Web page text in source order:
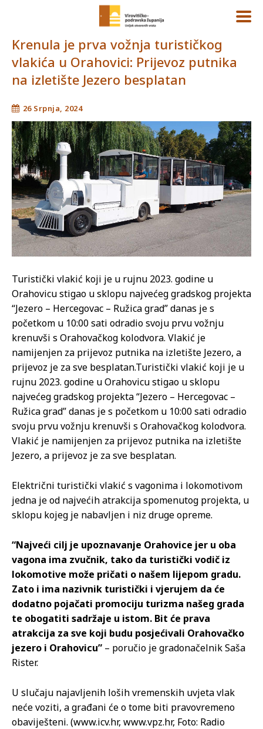
Krenula je prva vožnja turističkog
vlakića u Orahovici: Prijevoz putnika
na izletište Jezero besplatan
26 Srpnja, 2024
Turistički vlakić koji je u rujnu 2023. godine u
Orahovicu stigao u sklopu najvećeg gradskog projekta
“Jezero – Hercegovac – Ružica grad” danas je s
početkom u 10:00 sati odradio svoju prvu vožnju
krenuvši s Orahovačkog kolodvora. Vlakić je
namijenjen za prijevoz putnika na izletište Jezero, a
prijevoz je za sve besplatan.Turistički vlakić koji je u
rujnu 2023. godine u Orahovicu stigao u sklopu
najvećeg gradskog projekta “Jezero – Hercegovac –
Ružica grad” danas je s početkom u 10:00 sati odradio
svoju prvu vožnju krenuvši s Orahovačkog kolodvora.
Vlakić je namijenjen za prijevoz putnika na izletište
Jezero, a prijevoz je za sve besplatan.
Električni turistički vlakić s vagonima i lokomotivom
jedna je od najvećih atrakcija spomenutog projekta, u
sklopu kojeg je nabavljen i niz druge opreme.
“Najveći cilj je upoznavanje Orahovice jer u oba
vagona ima zvučnik, tako da turistički vodič iz
lokomotive može pričati o našem lijepom gradu.
Zato i ima nazivnik turistički i vjerujem da će
dodatno pojačati promociju turizma našeg grada
te obogatiti sadržaje u istom. Bit će prava
atrakcija za sve koji budu posjećivali Orahovačko
jezero i Orahovicu” – poručio je gradonačelnik Saša
Rister.
U slučaju najavljenih loših vremenskih uvjeta vlak
neće voziti, a građani će o tome biti pravovremeno
obaviješteni. (www.icv.hr, www.vpz.hr, Foto: Radio